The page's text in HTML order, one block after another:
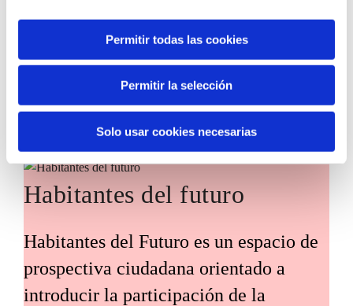
Permitir todas las cookies
Permitir la selección
Solo usar cookies necesarias
sector, con el objetivo de acelerar la
transformación social en nuestro
territorio.
Habitantes del futuro
Habitantes del Futuro es un espacio de
prospectiva ciudadana orientado a
introducir la participación de la